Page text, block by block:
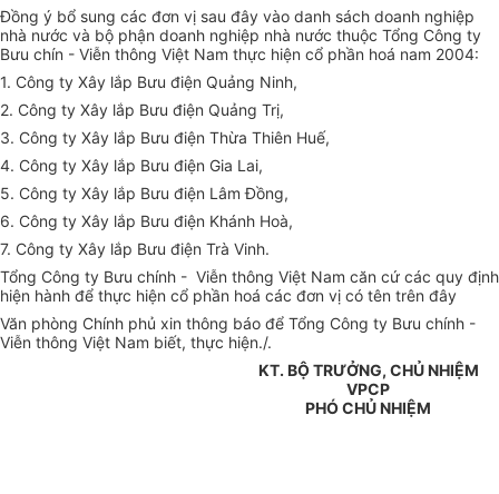
Đồng ý bổ sung các đơn vị sau đây vào danh sách doanh nghiệp
nhà nước và bộ phận doanh nghiệp nhà nước thuộc Tổng Công ty
Bưu chín - Viễn thông Việt Nam thực hiện cổ phần hoá nam 2004:
1. Công ty Xây lắp Bưu điện Quảng Ninh,
2. Công ty Xây lắp Bưu điện Quảng Trị,
3. Công ty Xây lắp Bưu điện Thừa Thiên Huế,
4. Công ty Xây lắp Bưu điện Gia Lai,
5. Công ty Xây lắp Bưu điện Lâm Đồng,
6. Công ty Xây lắp Bưu điện Khánh Hoà,
7. Công ty Xây lắp Bưu điện Trà Vinh.
Tổng Công ty Bưu chính - Viễn thông Việt Nam căn cứ các quy định
hiện hành để thực hiện cổ phần hoá các đơn vị có tên trên đây
Văn phòng Chính phủ xin thông báo để Tổng Công ty Bưu chính -
Viễn thông Việt Nam biết, thực hiện./.
KT. BỘ TRƯỞNG, CHỦ NHIỆM
VPCP
PHÓ CHỦ NHIỆM